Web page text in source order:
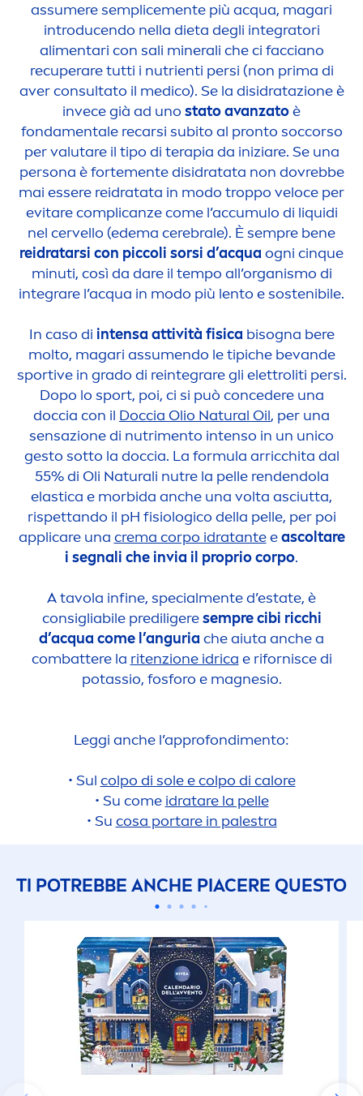
assumere semplicemente più acqua, magari
introducendo nella dieta degli integratori
alimentari con sali minerali che ci facciano
recuperare tutti i nutrienti persi (non prima di
aver consultato il medico). Se la disidratazione è
invece già ad uno stato avanzatoè
fondamentale recarsi subito al pronto soccorso
per valutare il tipo di terapia da iniziare. Se una
persona è fortemente disidratata non dovrebbe
mai essere reidratata in modo troppo veloce per
evitare complicanze come l’accumulo di liquidi
nel cervello (edema cerebrale). È sempre bene
reidratarsi con piccoli sorsi d’acquaogni cinque
minuti, così da dare il tempo all’organismo di
integrare l’acqua in modo più lento e sostenibile.
In caso di intensa attività fisica bisogna bere
molto, magari assumendo le tipiche bevande
sportive in grado di reintegrare gli elettroliti persi.
Dopo lo sport, poi, ci si può concedere una
doccia con il Doccia Olio Natural Oil, per una
sensazione di nutrimento intenso in un unico
gesto sotto la doccia. La formula arricchita dal
55% di Oli Naturali nutre la pelle rendendola
elastica e morbida anche una volta asciutta,
rispettando il pH fisiologico della pelle, per poi
applicareuna crema corpo idratanteeascoltare
i segnali che invia il proprio corpo.
A tavola infine, specialmente d’estate, è
consigliabile prediligeresempre cibi ricchi
d’acqua come l’anguriache aiuta anche a
combattere la ritenzione idrica e rifornisce di
potassio, fosforo e magnesio.
Leggi anche l’approfondimento:
• Sul colpo di sole e colpo di calore
• Su come idratare la pelle
• Su cosa portare in palestra
TI POTREBBE ANCHE PIACERE QUESTO